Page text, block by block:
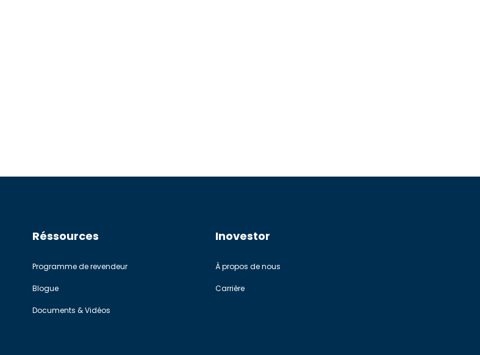
Réssources
Programme de revendeur
Blogue
Documents & Vidéos
Inovestor
À propos de nous
Carrière